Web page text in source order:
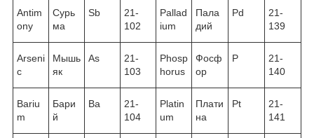
Antim
ony
Сурь
ма
Sb
21-
102
Pallad
ium
Пала
дий
Pd
21-
139
Arseni
c
Мышь
як
As
21-
103
Phosp
horus
Фосф
ор
P
21-
140
Bariu
m
Бари
й
Ba
21-
104
Platin
um
Плати
на
Pt
21-
141